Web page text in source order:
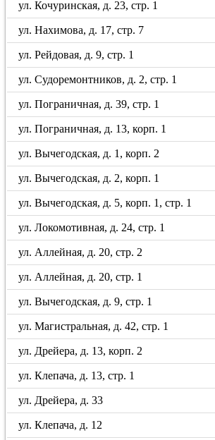
ул. Кочуринская, д. 23, стр. 1
ул. Нахимова, д. 17, стр. 7
ул. Рейдовая, д. 9, стр. 1
ул. Судоремонтников, д. 2, стр. 1
ул. Пограничная, д. 39, стр. 1
ул. Пограничная, д. 13, корп. 1
ул. Вычегодская, д. 1, корп. 2
ул. Вычегодская, д. 2, корп. 1
ул. Вычегодская, д. 5, корп. 1, стр. 1
ул. Локомотивная, д. 24, стр. 1
ул. Аллейная, д. 20, стр. 2
ул. Аллейная, д. 20, стр. 1
ул. Вычегодская, д. 9, стр. 1
ул. Магистральная, д. 42, стр. 1
ул. Дрейера, д. 13, корп. 2
ул. Клепача, д. 13, стр. 1
ул. Дрейера, д. 33
ул. Клепача, д. 12